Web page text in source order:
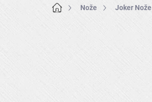
DomovNože Joker Nože